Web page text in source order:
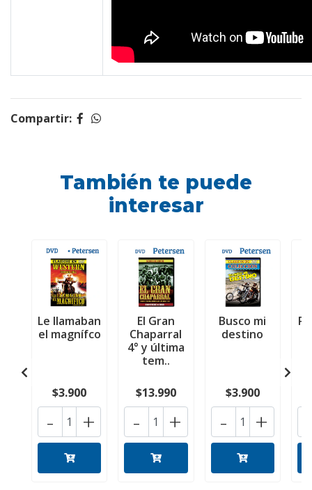
Compartir:
También te puede
interesar
Le llamaban
el magnífco
$3.900
+
-
El Gran
Chaparral
4° y última
tem..
$13.990
+
-
Busco mi
destino
$3.900
+
-